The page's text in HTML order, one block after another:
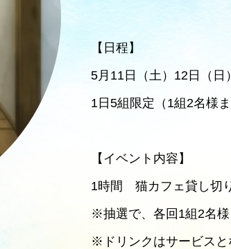
【日程】
5月11日（土）12日（
1日5組限定（1組2名様ま
【イベント内容】
1時間 猫カフェ貸し切
※抽選で、各回1組2名様
※ドリンクはサービスと